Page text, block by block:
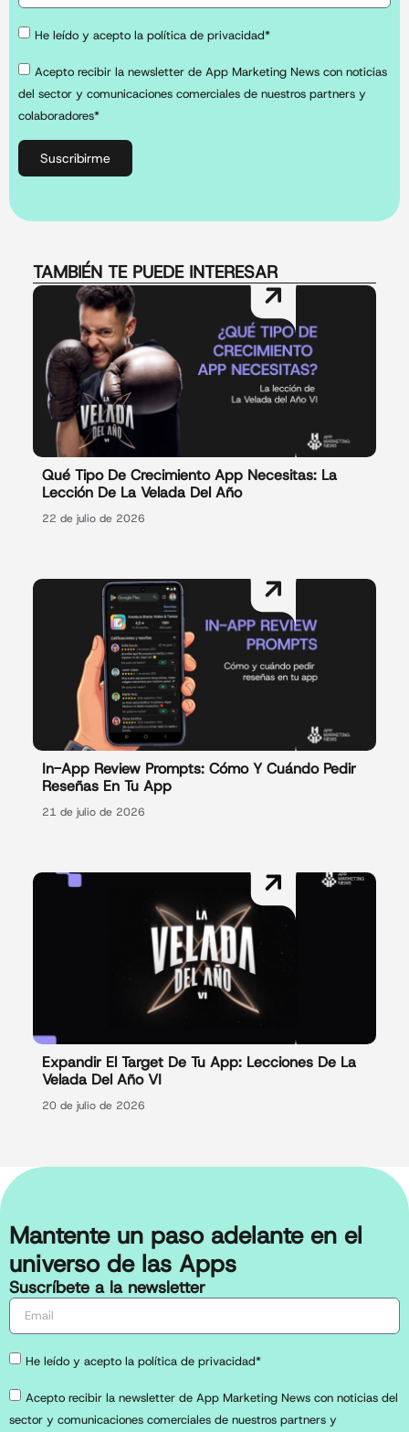
He leído y acepto la política de privacidad*
Acepto recibir la newsletter de App Marketing News con noticias
del sector y comunicaciones comerciales de nuestros partners y
colaboradores*
Suscribirme
TAMBIÉN TE PUEDE INTERESAR
Qué Tipo De Crecimiento App Necesitas: La
Lección De La Velada Del Año
22 de julio de 2026
In-App Review Prompts: Cómo Y Cuándo Pedir
Reseñas En Tu App
21 de julio de 2026
Expandir El Target De Tu App: Lecciones De La
Velada Del Año VI
20 de julio de 2026
Mantente un paso adelante en el
universo de las Apps
Suscríbete a la newsletter
He leído y acepto la política de privacidad*
Acepto recibir la newsletter de App Marketing News con noticias del
sector y comunicaciones comerciales de nuestros partners y